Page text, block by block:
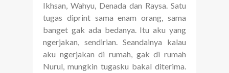
Ikhsan, Wahyu, Denada dan Raysa. Satu
tugas diprint sama enam orang, sama
banget gak ada bedanya. Itu aku yang
ngerjakan, sendirian. Seandainya kalau
aku ngerjakan di rumah, gak di rumah
Nurul, mungkin tugasku bakal diterima.